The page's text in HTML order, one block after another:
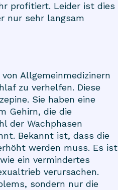
profitiert. Leider ist dies
nur sehr langsam
Allgemeinmedizinern
zu verhelfen. Diese
Sie haben eine
Gehirn, die die
der Wachphasen
Bekannt ist, dass die
werden muss. Es ist
ein vermindertes
verursachen.
sondern nur die